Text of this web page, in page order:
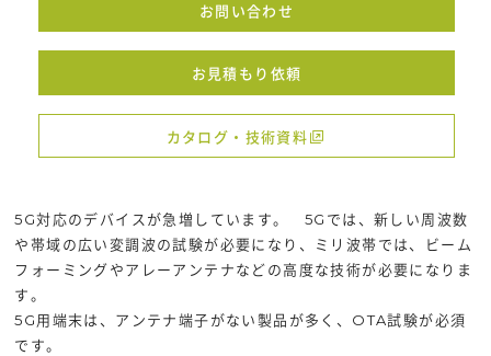
お問い合わせ
お見積もり依頼
カタログ・技術資料
5G対応のデバイスが急増しています。 5Gでは、新しい周波数
や帯域の広い変調波の試験が必要になり、ミリ波帯では、ビーム
フォーミングやアレーアンテナなどの高度な技術が必要になりま
す。
5G用端末は、アンテナ端子がない製品が多く、OTA試験が必須
です。